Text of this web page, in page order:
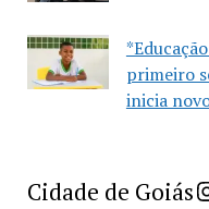
primeiro
inicia
Cidade de Goiás